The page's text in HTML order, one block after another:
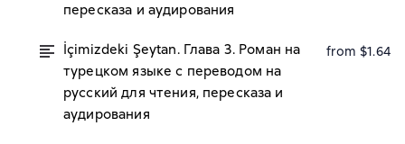
пересказа и аудирования
İçimizdeki Şeytan. Глава 3. Роман на
турецком языке с переводом на
русский для чтения, пересказа и
аудирования
from $1.64